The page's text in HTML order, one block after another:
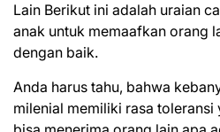
Lain Berikut ini adalah uraian
anak untuk memaafkan orang
dengan baik.
Anda harus tahu, bahwa
milenial memiliki rasa toleransi